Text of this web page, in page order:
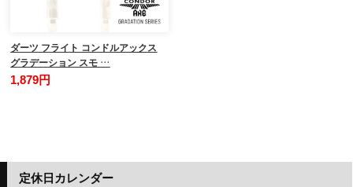
ダーツ フライト コンドルアックス
グラデーション スモ …
1,879円
定休日カレンダー